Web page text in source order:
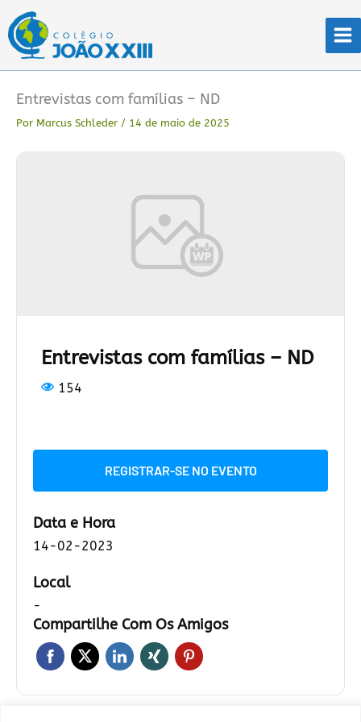
para
conteúdo
Entrevistas com famílias – ND
Por Marcus Schleder / 14 de maio de 2025
Entrevistas com famílias – ND
154
REGISTRAR-SE NO EVENTO
Data e Hora
14-02-2023
Local
-
Compartilhe Com Os Amigos